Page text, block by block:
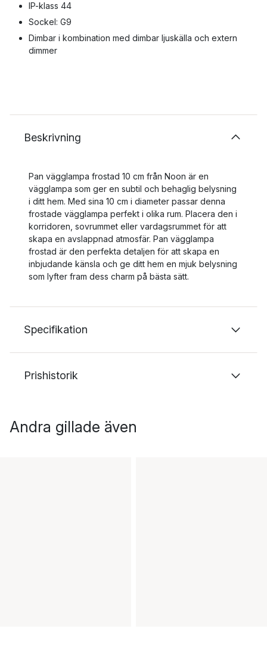
IP-klass 44
Sockel: G9
Dimbar i kombination med dimbar ljuskälla och extern
dimmer
Beskrivning
Pan vägglampa frostad 10 cm från Noon är en
vägglampa som ger en subtil och behaglig belysning
i ditt hem. Med sina 10 cm i diameter passar denna
frostade vägglampa perfekt i olika rum. Placera den i
korridoren, sovrummet eller vardagsrummet för att
skapa en avslappnad atmosfär. Pan vägglampa
frostad är den perfekta detaljen för att skapa en
inbjudande känsla och ge ditt hem en mjuk belysning
som lyfter fram dess charm på bästa sätt.
Specifikation
Prishistorik
Andra gillade även